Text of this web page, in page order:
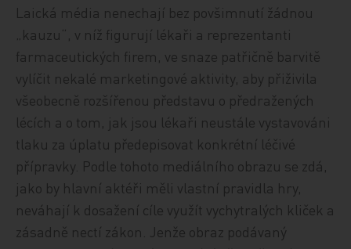
Laická média nenechají bez povšimnutí žádnou
„kauzu“, v níž figurují lékaři a reprezentanti
farmaceutických firem, ve snaze patřičně barvitě
vylíčit nekalé marketingové aktivity, aby přiživila
všeobecně rozšířenou představu o předražených
lécích a o tom, jak jsou lékaři neustále vystavováni
tlaku za úplatu předepisovat konkrétní léčivé
přípravky. Podle tohoto mediálního obrazu se zdá,
jako by hlavní aktéři měli vlastní pravidla hry,
neváhají k dosažení cíle využít vychytralých kliček a
zásadně nectí zákon. Jenže obraz podávaný